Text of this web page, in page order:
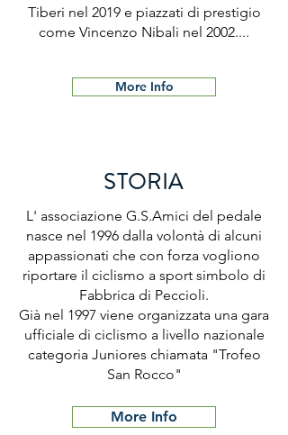
Tiberi nel 2019 e piazzati di prestigio
come Vincenzo Nibali nel 2002....
More Info
STORIA
L' associazione G.S.Amici del pedale
nasce nel 1996 dalla volontà di alcuni
appassionati che con forza vogliono
riportare il ciclismo a sport simbolo di
Fabbrica di Peccioli.
Già nel 1997 viene organizzata una gara
ufficiale di ciclismo a livello nazionale
categoria Juniores chiamata "Trofeo
San Rocco"
More Info